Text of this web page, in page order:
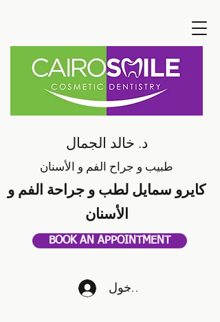
د. خالد الجمال
طبيب و جراح الفم و الأسنان
كايرو سمايل لطب و جراحة الفم و
الأسنان
BOOK AN APPOINTMENT
تسجيل الدخول